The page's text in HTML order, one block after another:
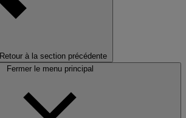
Retour à la section précédente
Fermer le menu principal